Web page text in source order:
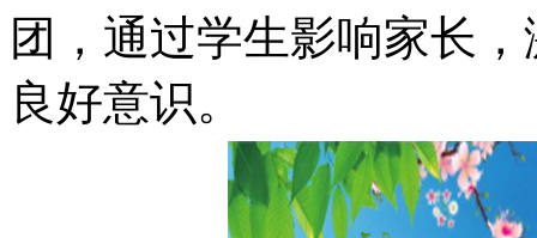
团，通过学生影响家长
良好意识。